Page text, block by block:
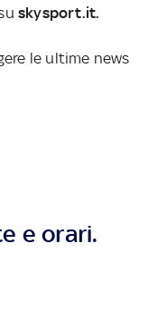
skysport.it.
le ultime news
e orari.